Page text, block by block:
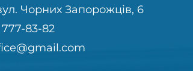
Чорних Запорожців, 6
83-82